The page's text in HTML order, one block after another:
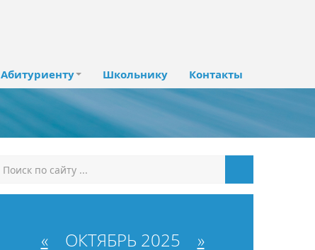
Абитуриенту Школьнику Контакты
«ОКТЯБРЬ 2025 »